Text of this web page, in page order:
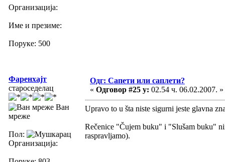
Организација:
Име и презиме:
Поруке: 500
Фаренхајт
староседелац
Ван
мреже
Пол:
Организација:
Одг: Сапети или саплети?
« Одговор #25 у: 02.54 ч. 06.02.2007. »
Upravo to u šta niste sigurni jeste glavna
Rečenice "Čujem buku" i "Slušam buku"
raspravljamo).